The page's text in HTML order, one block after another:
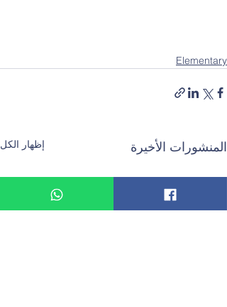
Elementary
المنشورات الأخيرة إظهار الكل